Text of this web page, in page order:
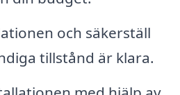
och säkerställ
tillstånd är klara.